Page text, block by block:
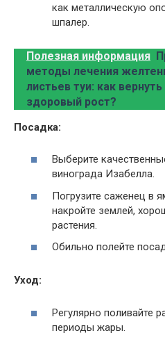
как металлическую
шпалер.
Полезная информация
методы лечения
листьев туи: как
здоровый рост?
Посадка:
Выберите
винограда Изабелла.
Погрузите саженец в
накройте землей,
растения.
Обильно полейте
Уход:
Регулярно поливайте
периоды жары.